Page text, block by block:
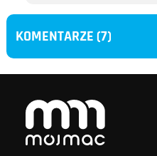
KOMENTARZE (7)